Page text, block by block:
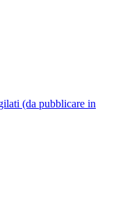
(da pubblicare in